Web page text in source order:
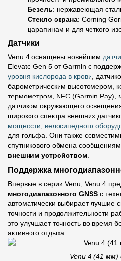
Безель: нержавеющая
Стекло экрана: Corning
царапинам и для четкого
Датчики
Venu 4 оснащены новейшим
Elevate Gen 5 от Garmin с
уровня кислорода в крови ,
барометрическим высотомером,
термометром, NFC (Garmin Pay),
датчиком окружающего
широкого спектра внешних
мощности
велосипедного
для гольфа. Они также
спутникового обмена
внешним устройством
Поддержка
Впервые в серии Venu, Venu 4
многодиапазонного GNSS с
автоматически выбирает лучшие
точности и продолжительности
это улучшает точность во время
активного отдыха.
Venu 4 (41 мм)